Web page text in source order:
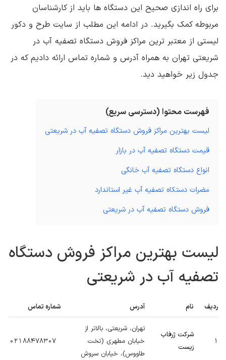
برای راه اندازی صحیح این دستگاه ها باید از کارشناسان
مربوطه کمک بگیرید. در ادامه این مطلب از سایت طرح و دکور
لیستی از معتبر ترین مراکز فروش دستگاه تصفیه آب در
شریعتی تهران به همراه آدرس و شماره تماس ارائه دادیم که در
جدول زیر خواهید دید.
فهرست محتوا (دسترسی سریع)
لیست بهترین مراکز فروش دستگاه تصفیه آب در شریعتی
قیمت دستگاه تصفیه آب در بازار
انواع دستگاه تصفیه آب خانگی
مضرات دستکاه تصفیه آب غیر استاندارد
فروش دستگاه تصفیه آب در شریعتی
لیست بهترین مراکز فروش دستگاه
تصفیه آب در شریعتی
ردیف نام آدرس شماره تماس
1
شرکت ژرفاب
زیست
تهران، شریعتی، بالاتر از
خیابان مطهری (تخت
طاووس)، خیابان سروش
02188478307